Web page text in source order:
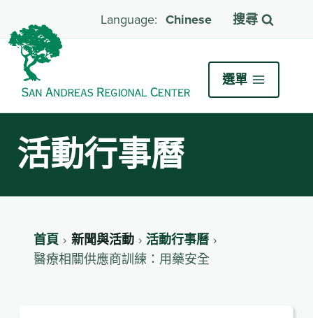
Chinese 搜尋
選單
活動行事曆
首頁 新聞與活動 活動行事曆
醫療相關供應商訓練：用藥安全